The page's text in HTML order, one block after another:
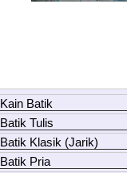
Kain Batik
Batik Tulis
Batik Klasik (Jarik)
Batik Pria